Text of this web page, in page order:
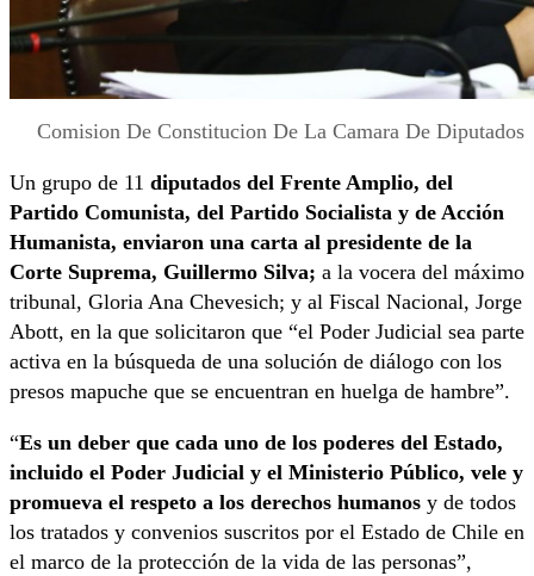
Comision De Constitucion De La Camara De Diputados
Un grupo de 11 diputados del Frente Amplio, del
Partido Comunista, del Partido Socialista y de Acción
Humanista, enviaron una carta al presidente de la
Corte Suprema, Guillermo Silva; a la vocera del máximo
tribunal, Gloria Ana Chevesich; y al Fiscal Nacional, Jorge
Abott, en la que solicitaron que “el Poder Judicial sea parte
activa en la búsqueda de una solución de diálogo con los
presos mapuche que se encuentran en huelga de hambre”.
“Es un deber que cada uno de los poderes del Estado,
incluido el Poder Judicial y el Ministerio Público, vele y
promueva el respeto a los derechos humanos y de todos
los tratados y convenios suscritos por el Estado de Chile en
el marco de la protección de la vida de las personas”,